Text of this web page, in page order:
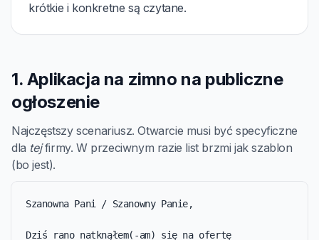
krótkie i konkretne są czytane.
1. Aplikacja na zimno na publiczne
ogłoszenie
Najczęstszy scenariusz. Otwarcie musi być specyficzne
dla tejfirmy. W przeciwnym razie list brzmi jak szablon
(bo jest).
Szanowna Pani / Szanowny Panie,
Dziś rano natknąłem(-am) się na ofertę